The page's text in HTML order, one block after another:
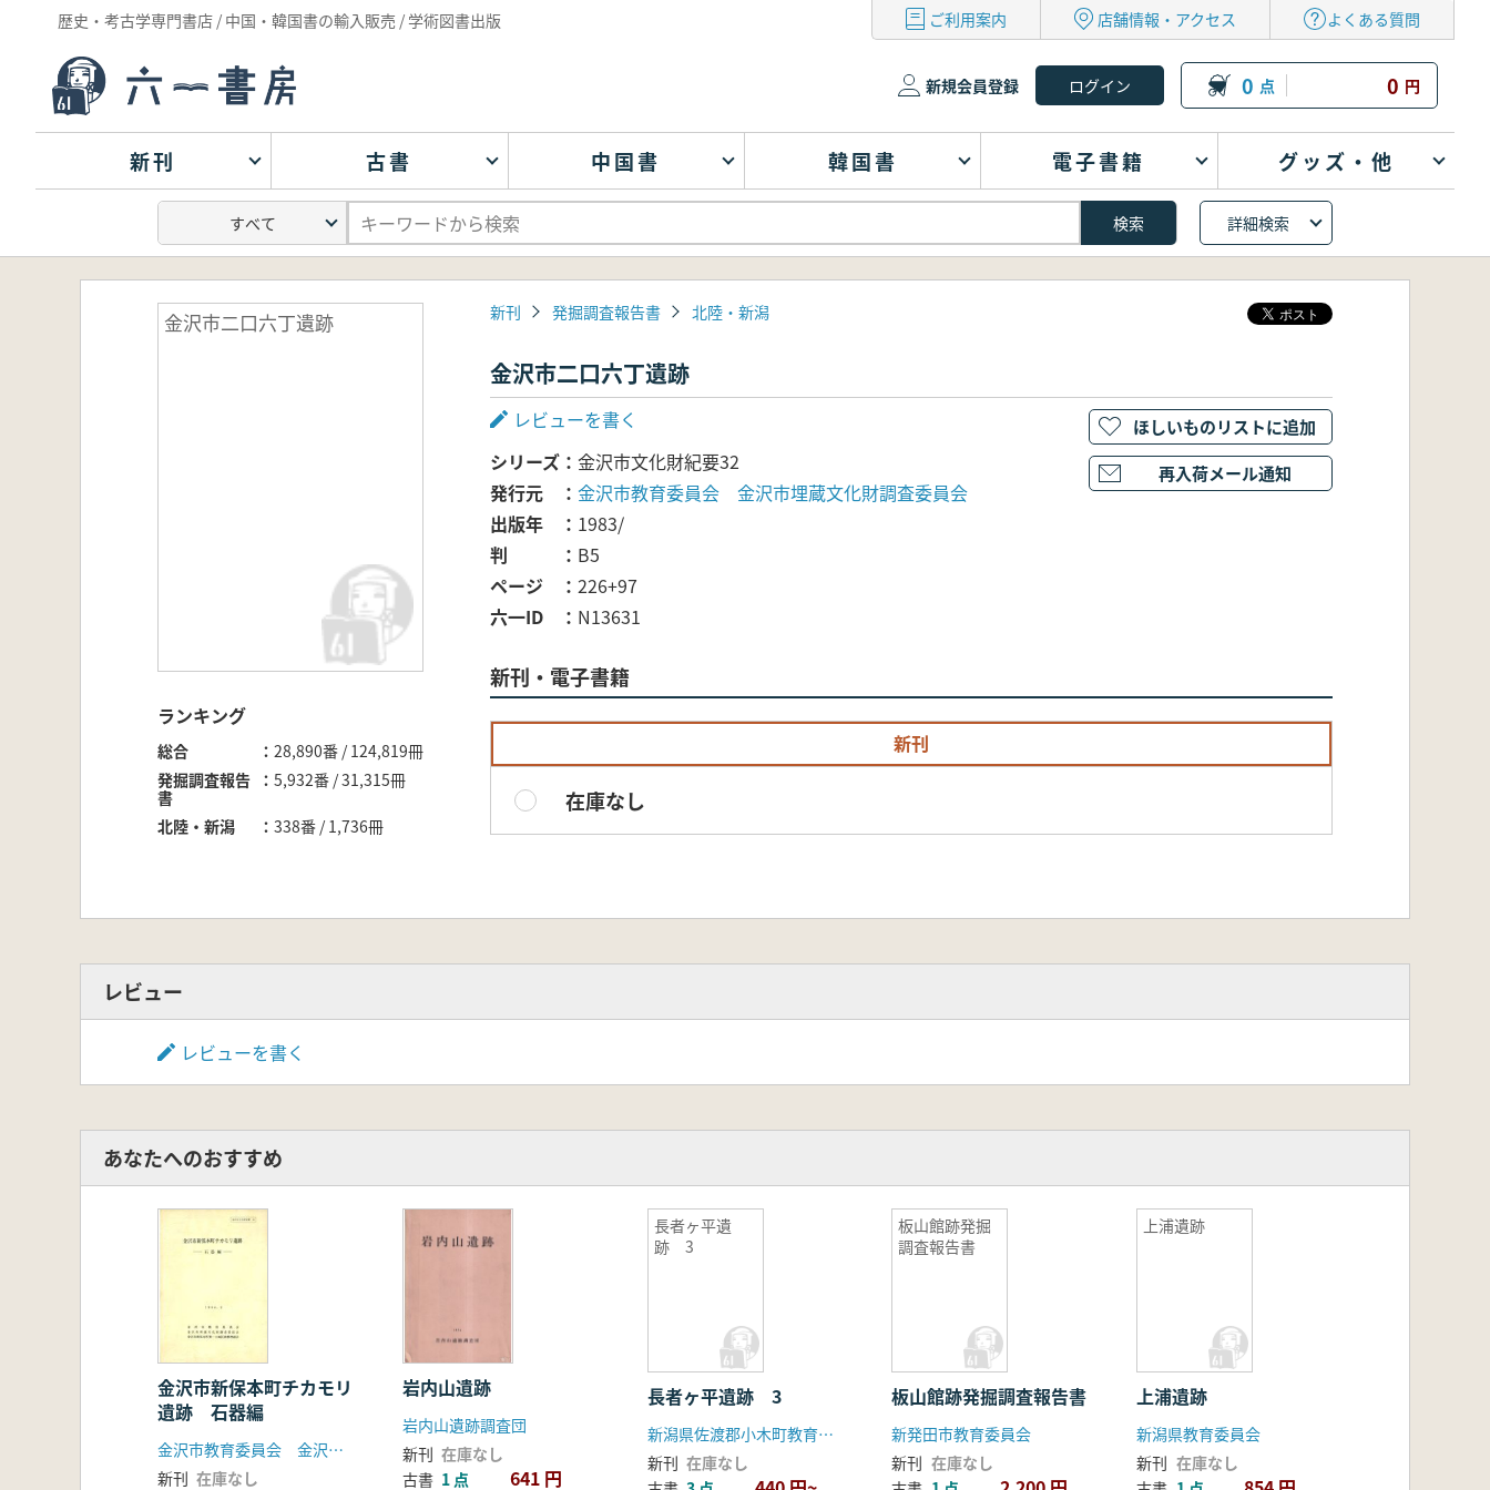
歴史・考古学専門書店 / 中国・韓国書の輸入販売 / 学術図書出版 ご利用案内 店舗情報・アクセス よくある質問
新規会員登録 0 点 0 円
新刊 古書 中国書 韓国書 電子書籍 グッズ・他
詳細検索
金沢市二口六丁遺跡
ランキング
総合
28,890番 / 124,819冊
発掘調査報告
書
5,932番 / 31,315冊
北陸・新潟 338番 / 1,736冊
新刊 発掘調査報告書 北陸・新潟
金沢市二口六丁遺跡
レビューを書く
シリーズ
金沢市文化財紀要32
発行元
金沢市教育委員会 金沢市埋蔵文化財調査委員会
出版年
1983/
判
B5
ページ
226+97
六一ID
N13631
新刊・電子書籍
新刊
在庫なし
ほしいものリストに追加
再入荷メール通知
レビュー
レビューを書く
あなたへのおすすめ
金沢市新保本町チカモリ
遺跡 石器編
金沢市教育委員会 金沢市埋蔵文化財調査委員会
新刊 在庫なし
岩内山遺跡
岩内山遺跡調査団
新刊 在庫なし
古書 1 点 641 円
長者ヶ平遺
跡 3
長者ヶ平遺跡 3
新潟県佐渡郡小木町教育委員会
新刊 在庫なし
板山館跡発掘
調査報告書
板山館跡発掘調査報告書
新発田市教育委員会
新刊 在庫なし
上浦遺跡
上浦遺跡
新潟県教育委員会
新刊 在庫なし